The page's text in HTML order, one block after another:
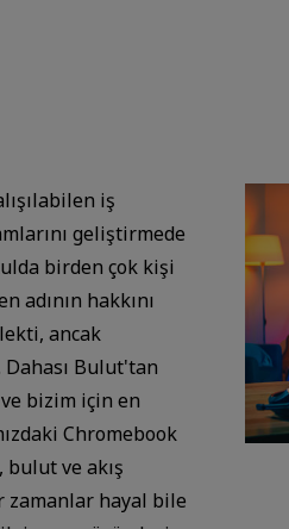
iş
geliştirmede
birden çok kişi
adının hakkını
ancak
Bulut'tan
bizim için en
Chromebook
bulut ve akış
zamanlar hayal bile